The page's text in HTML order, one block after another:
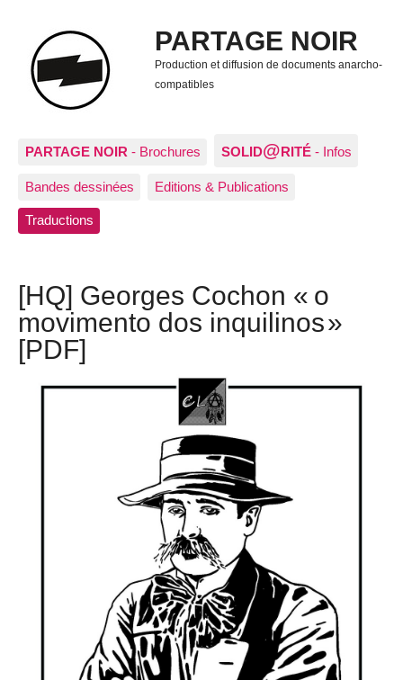
PARTAGE NOIR
Production et diffusion de documents anarcho-
compatibles
PARTAGE NOIR - Brochures SOLID@RITÉ - Infos
Bandes dessinées Editions & Publications
Traductions
[HQ] Georges Cochon « o
movimento dos inquilinos »
[PDF]